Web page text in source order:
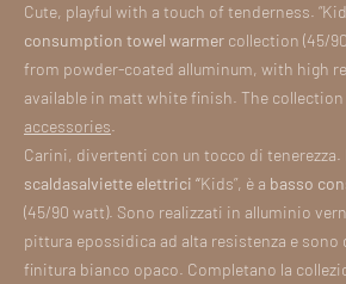
Cute, playful with a touch of tenderness.
consumption towel warmer collection (45/
from powder-coated alluminum, with high
available in matt white finish. The
accessories.
Carini, divertenti con un tocco di tenerezza.
scaldasalviette elettrici “Kids”, è a basso
(45/90 watt). Sono realizzati in alluminio
pittura epossidica ad alta resistenza e
finitura bianco opaco. Completano la